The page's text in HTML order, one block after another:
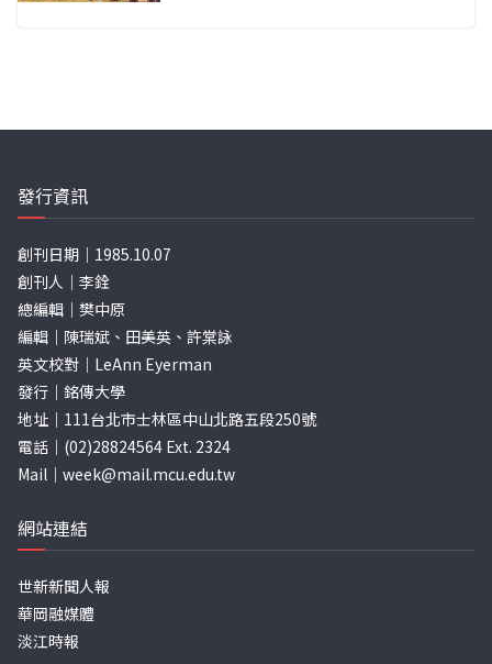
發行資訊
創刊日期｜1985.10.07
創刊人｜李銓
總編輯｜樊中原
編輯｜陳瑞斌、田美英、許棠詠
英文校對｜LeAnn Eyerman
發行｜銘傳大學
地址｜111台北市士林區中山北路五段250號
電話｜(02)28824564 Ext. 2324
Mail｜ week@mail.mcu.edu.tw
網站連結
世新新聞人報
華岡融媒體
淡江時報